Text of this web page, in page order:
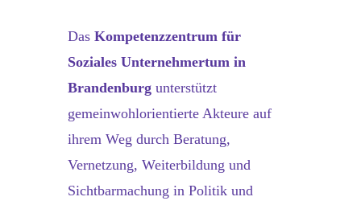
Das Kompetenzzentrum für
Soziales Unternehmertum in
Brandenburg unterstützt
gemeinwohlorientierte Akteure auf
ihrem Weg durch Beratung,
Vernetzung, Weiterbildung und
Sichtbarmachung in Politik und